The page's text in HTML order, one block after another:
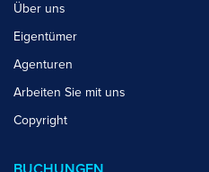
Über uns
Eigentümer
Agenturen
Arbeiten Sie mit uns
Copyright